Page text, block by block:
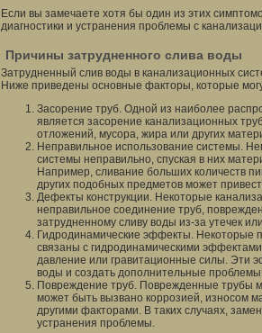
Если вы замечаете хотя бы один из этих
диагностики и устранения проблемы с
Причины затрудненного слива воды
Затрудненный слив воды в канализационных
Ниже приведены основные факторы, которые
Засорение труб. Одной из наиболее
является засорение канализационных
отложений, мусора, жира или других
Неправильное использование системы.
системы неправильно, спуская в них
Например, сливание больших количеств
других подобных предметов может
Дефекты конструкции. Некоторые
неправильное соединение труб,
затрудненному сливу воды из-за утечек
Гидродинамические эффекты. Некоторые
связаны с гидродинамическими
давление или гравитационные силы. Эти
воды и создать дополнительные проблемы
Повреждение труб. Поврежденные трубы
может быть вызвано коррозией, износом
другими факторами. В таких случаях,
устранения проблемы.